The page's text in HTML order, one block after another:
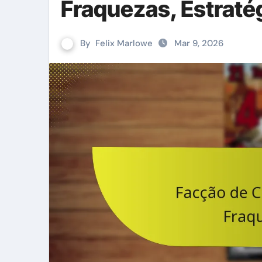
Fraquezas,
By Felix Marlowe Mar 9, 2026